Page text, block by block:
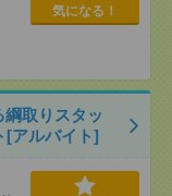
気になる！
綱取りスタッ
[アルバイト]